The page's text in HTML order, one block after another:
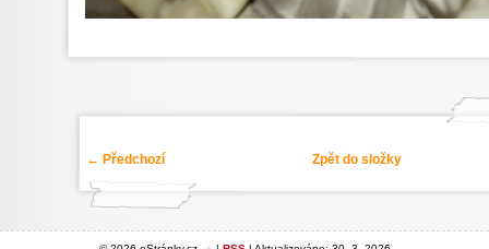
← Předchozí Zpět do složky